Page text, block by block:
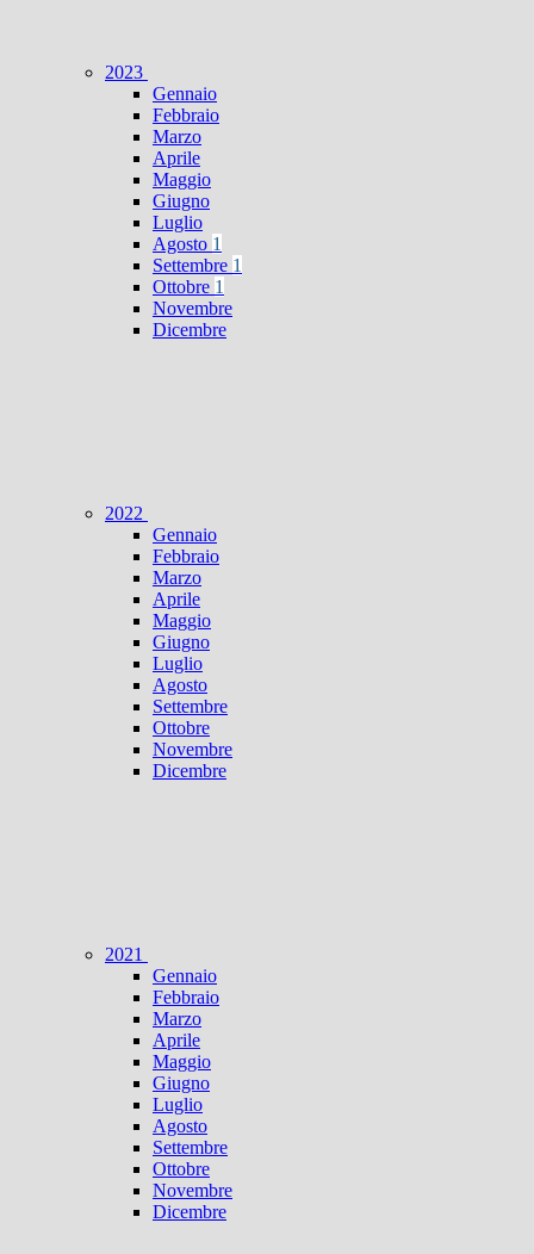
2023
Gennaio
Febbraio
Marzo
Aprile
Maggio
Giugno
Luglio
Agosto 1
Settembre 1
Ottobre 1
Novembre
Dicembre
2022
Gennaio
Febbraio
Marzo
Aprile
Maggio
Giugno
Luglio
Agosto
Settembre
Ottobre
Novembre
Dicembre
2021
Gennaio
Febbraio
Marzo
Aprile
Maggio
Giugno
Luglio
Agosto
Settembre
Ottobre
Novembre
Dicembre